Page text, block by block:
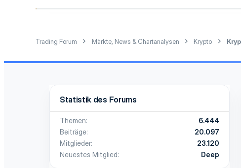
Trading Forum Märkte, News & Chartanalysen Krypto
Statistik des Forums
Themen
6.444
Beiträge
20.097
Mitglieder
23.120
Neuestes Mitglied
Deep